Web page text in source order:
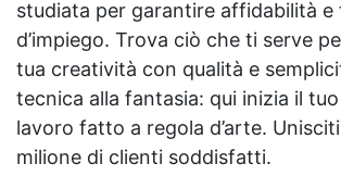
studiata per garantire affidabilità e
d’impiego. Trova ciò che ti serve
tua creatività con qualità e
tecnica alla fantasia: qui inizia il
lavoro fatto a regola d’arte.
milione di clienti soddisfatti.